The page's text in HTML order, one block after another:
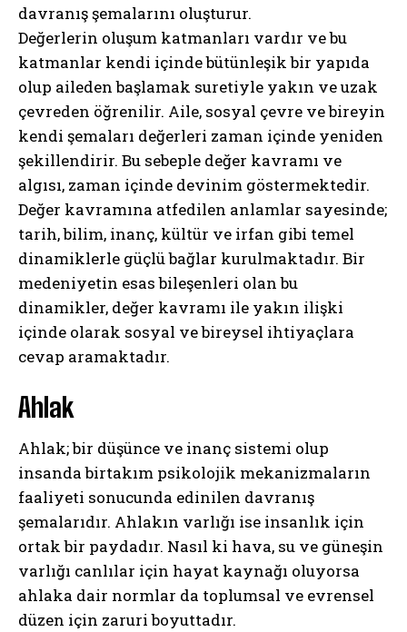
davranış şemalarını oluşturur.
Değerlerin oluşum katmanları vardır ve bu
katmanlar kendi içinde bütünleşik bir yapıda
olup aileden başlamak suretiyle yakın ve uzak
çevreden öğrenilir. Aile, sosyal çevre ve bireyin
kendi şemaları değerleri zaman içinde yeniden
şekillendirir. Bu sebeple değer kavramı ve
algısı, zaman içinde devinim göstermektedir.
Değer kavramına atfedilen anlamlar sayesinde;
tarih, bilim, inanç, kültür ve irfan gibi temel
dinamiklerle güçlü bağlar kurulmaktadır. Bir
medeniyetin esas bileşenleri olan bu
dinamikler, değer kavramı ile yakın ilişki
içinde olarak sosyal ve bireysel ihtiyaçlara
cevap aramaktadır.
Ahlak
Ahlak; bir düşünce ve inanç sistemi olup
insanda birtakım psikolojik mekanizmaların
faaliyeti sonucunda edinilen davranış
şemalarıdır. Ahlakın varlığı ise insanlık için
ortak bir paydadır. Nasıl ki hava, su ve güneşin
varlığı canlılar için hayat kaynağı oluyorsa
ahlaka dair normlar da toplumsal ve evrensel
düzen için zaruri boyuttadır.